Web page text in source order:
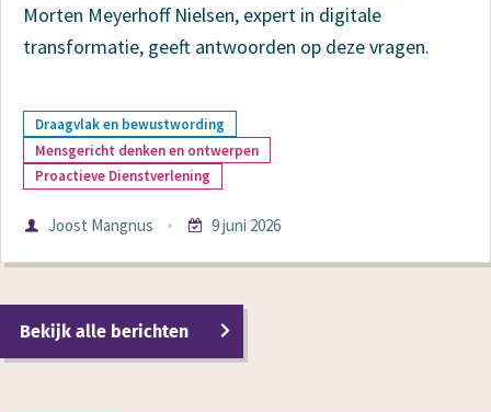
Morten Meyerhoff Nielsen, expert in digitale
transformatie, geeft antwoorden op deze vragen.
Meer
over
Draagvlak en bewustwording
Mensgericht denken en ontwerpen
Proactieve Dienstverlening
AuteurJoost Mangnus
9 juni 2026
Bekijk alle berichten